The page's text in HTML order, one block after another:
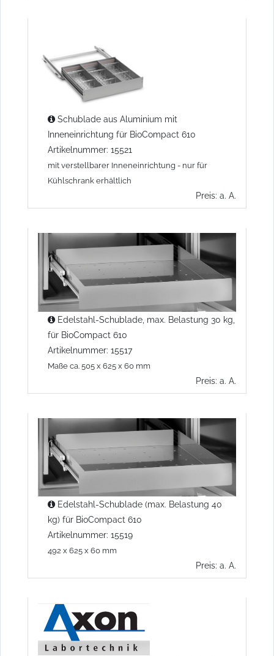
Schublade aus Aluminium mit
Inneneinrichtung für BioCompact 610
Artikelnummer: 15521
mit verstellbarer Inneneinrichtung - nur für
Kühlschrank erhältlich
Preis: a. A.
Edelstahl-Schublade, max. Belastung 30 kg,
für BioCompact 610
Artikelnummer: 15517
Maße ca. 505 x 625 x 60 mm
Preis: a. A.
Edelstahl-Schublade (max. Belastung 40
kg) für BioCompact 610
Artikelnummer: 15519
492 x 625 x 60 mm
Preis: a. A.